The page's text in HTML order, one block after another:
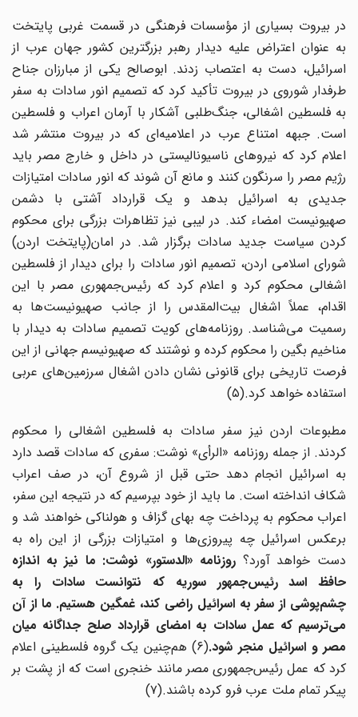
در بیروت بسیاری از مؤسسات فرهنگی در قسمت غربی پایتخت
به عنوان اعتراض علیه دیدار رهبر بزرگترین کشور جهان عرب از
اسرائیل، دست به اعتصاب زدند. ابوصالح یکی از مبارزان جناح
طرفدار شوروی در بیروت تأکید کرد که تصمیم انور سادات به سفر
به فلسطین اشغالی، جنگ‌طلبی آشکار با آرمان اعراب و فلسطین
است. جبهه امتناع عرب در اعلامیه‌ای که در بیروت منتشر شد
اعلام کرد که نیروهای ناسیونالیستی در داخل و خارج مصر باید
رژیم مصر را سرنگون کنند و مانع آن شوند که انور سادات امتیازات
جدیدی به اسرائیل بدهد و یک قرارداد آشتی با دشمن
صهیونیست امضاء کند. در لیبی نیز تظاهرات بزرگی برای محکوم
کردن سیاست جدید سادات برگزار شد. در امان(پایتخت اردن)
شورای اسلامی اردن، تصمیم انور سادات را برای دیدار از فلسطین
اشغالی محکوم کرد و اعلام کرد که رئیس‌جمهوری مصر با این
اقدام، عملاً اشغال بیت‌المقدس را از جانب صهیونیست‌ها به
رسمیت می‌شناسد. روزنامه‌های کویت تصمیم سادات به دیدار با
مناخیم بگین را محکوم کرده و نوشتند که صهیونیسم جهانی از این
فرصت تاریخی برای قانونی نشان دادن اشغال سرزمین‌های عربی
استفاده خواهد کرد.(۵)
مطبوعات اردن نیز سفر سادات به فلسطین اشغالی را محکوم
کردند. از جمله روزنامه «الرأی» نوشت: سفری که سادات قصد دارد
به اسرائیل انجام دهد حتی قبل از شروع آن، در صف اعراب
شکاف انداخته است. ما باید از خود بپرسیم که در نتیجه این سفر،
اعراب محکوم به پرداخت چه بهای گزاف و هولناکی خواهند شد و
برعکس اسرائیل چه پیروزی‌ها و امتیازات بزرگی از این راه به
دست خواهد آورد؟روزنامه «الدستور» نوشت: ما نیز به اندازه
حافظ اسد رئیس‌جمهور سوریه که نتوانست سادات را به
چشم‌پوشی از سفر به اسرائیل راضی کند، غمگین هستیم. ما از آن
می‌ترسیم که عمل سادات به امضای قرارداد صلح جداگانه میان
مصر و اسرائیل منجر شود.
(۶) هم‌چنین یک گروه فلسطینی اعلام
کرد که عمل رئیس‌جمهوری مصر مانند خنجری است که از پشت بر
پیکر تمام ملت عرب فرو کرده باشند.(۷)